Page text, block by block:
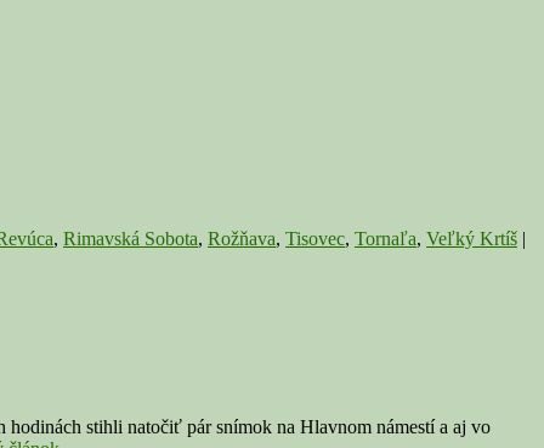
, Rimavská Sobota, Rožňava, Tisovec, Tornaľa, Veľký Krtíš |
stihli natočiť pár snímok na Hlavnom námestí a aj vo